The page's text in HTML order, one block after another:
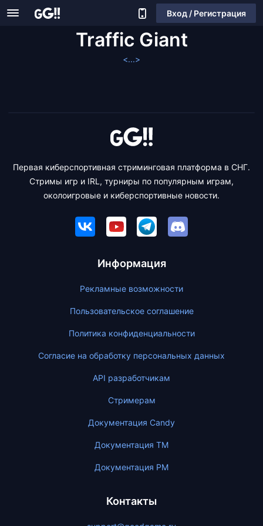
Вход / Регистрация
Traffic Giant
<...>
Первая киберспортивная стриминговая платформа в СНГ.
Стримы игр и IRL, турниры по популярным играм,
околоигровые и киберспортивные новости.
Информация
Рекламные возможности
Пользовательское соглашение
Политика конфиденциальности
Согласие на обработку персональных данных
API разработчикам
Стримерам
Документация Candy
Документация ТМ
Документация PM
Контакты